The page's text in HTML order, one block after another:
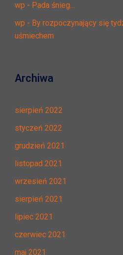
wp - Pada śnieg…
wp - By rozpoczynający się
uśmiechem
Archiwa
sierpień 2022
styczeń 2022
grudzień 2021
listopad 2021
wrzesień 2021
sierpień 2021
lipiec 2021
czerwiec 2021
maj 2021